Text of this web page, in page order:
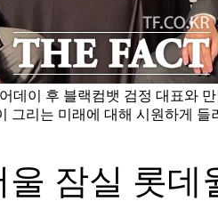
데이 후 블랙컴뱃 검정 대표와
그리는 미래에 대해 시원하게 들
잠실 롯